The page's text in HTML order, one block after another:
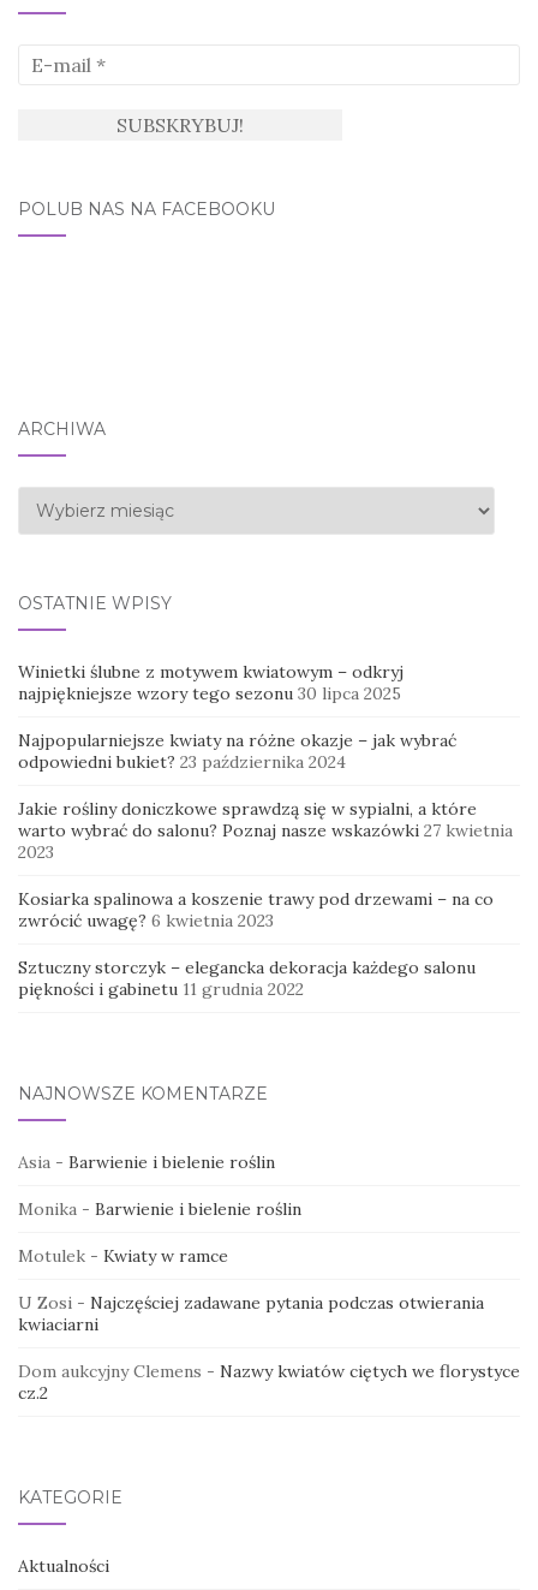
POLUB NAS NA FACEBOOKU
ARCHIWA
Archiwa
OSTATNIE WPISY
Winietki ślubne z motywem kwiatowym – odkryj
najpiękniejsze wzory tego sezonu 30 lipca 2025
Najpopularniejsze kwiaty na różne okazje – jak wybrać
odpowiedni bukiet? 23 października 2024
Jakie rośliny doniczkowe sprawdzą się w sypialni, a które
warto wybrać do salonu? Poznaj nasze wskazówki 27 kwietnia
2023
Kosiarka spalinowa a koszenie trawy pod drzewami – na co
zwrócić uwagę? 6 kwietnia 2023
Sztuczny storczyk – elegancka dekoracja każdego salonu
piękności i gabinetu 11 grudnia 2022
NAJNOWSZE KOMENTARZE
Asia - Barwienie i bielenie roślin
Monika - Barwienie i bielenie roślin
Motulek - Kwiaty w ramce
U Zosi - Najczęściej zadawane pytania podczas otwierania
kwiaciarni
Dom aukcyjny Clemens - Nazwy kwiatów ciętych we florystyce
cz.2
KATEGORIE
Aktualności